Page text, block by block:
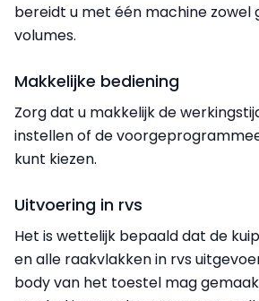
bereidt u met één machine zowel
volumes.
Makkelijke bediening
Zorg dat u makkelijk de
instellen of de
kunt kiezen.
Uitvoering in rvs
Het is wettelijk bepaald dat de
en alle raakvlakken in rvs
body van het toestel mag